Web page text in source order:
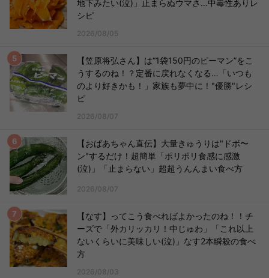
地下みたい(泣)」止まらぬウマさ…中毒性ありレ
シピ
2026/08/05
【笠原将弘さん】は“1袋150円のピーマン”をこ
うするのね！？定番に戻れなくなる…「いつも
のより好きかも！」家族も夢中に！"優勝"レシ
ピ
2026/08/07
【おばあちゃん直伝】大量きゅうりは"ドボ〜
ン"するだけ！超簡単「ポリポリ食感に感激
(泣)」「止まらない」超超うんんまい食べ方
2026/08/07
【なす】ってこう食べればよかったのね！！チ
ーズで「外カリッカリ！中じゅわ」「これ以上
ないくらいに美味しい(泣)」なす2本瞬殺の食べ
方
2026/08/03